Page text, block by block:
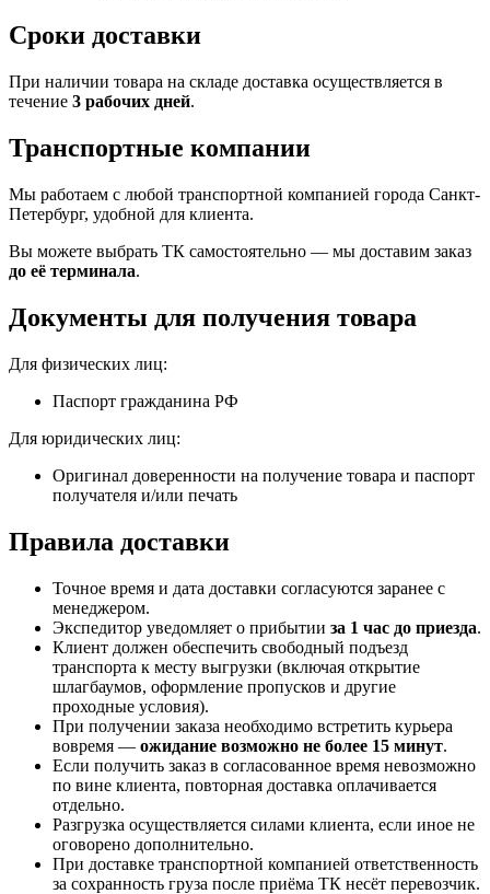
Сроки доставки
При наличии товара на складе доставка осуществляется в
течение 3 рабочих дней.
Транспортные компании
Мы работаем с любой транспортной компанией города Санкт-
Петербург, удобной для клиента.
Вы можете выбрать ТК самостоятельно — мы доставим заказ
до её терминала.
Документы для получения товара
Для физических лиц:
Паспорт гражданина РФ
Для юридических лиц:
Оригинал доверенности на получение товара и паспорт
получателя и/или печать
Правила доставки
Точное время и дата доставки согласуются заранее с
менеджером.
Экспедитор уведомляет о прибытии за 1 час до приезда.
Клиент должен обеспечить свободный подъезд
транспорта к месту выгрузки (включая открытие
шлагбаумов, оформление пропусков и другие
проходные условия).
При получении заказа необходимо встретить курьера
вовремя — ожидание возможно не более 15 минут.
Если получить заказ в согласованное время невозможно
по вине клиента, повторная доставка оплачивается
отдельно.
Разгрузка осуществляется силами клиента, если иное не
оговорено дополнительно.
При доставке транспортной компанией ответственность
за сохранность груза после приёма ТК несёт перевозчик.